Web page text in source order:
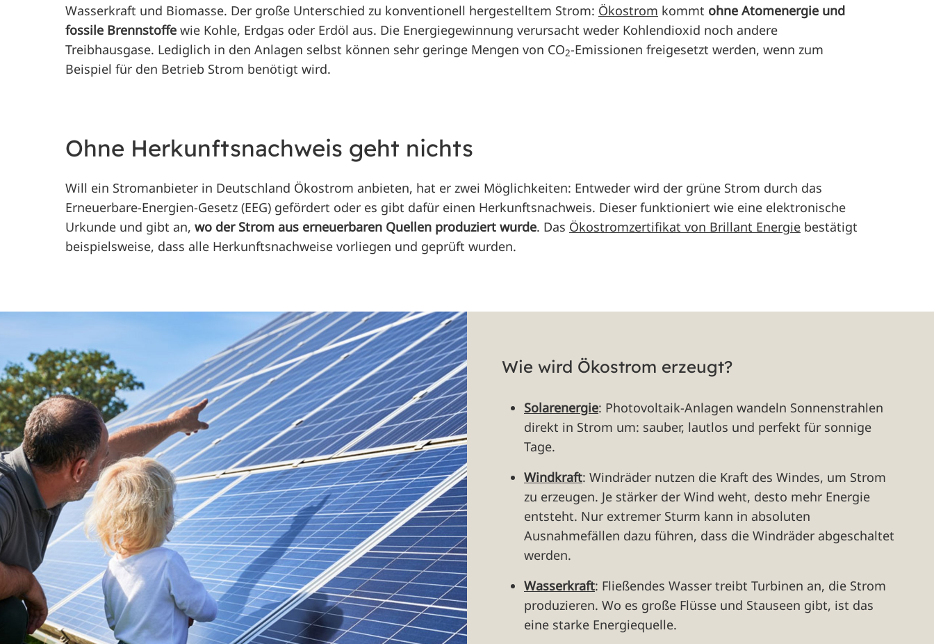
Wasserkraft und Biomasse. Der große Unterschied zu konventionell hergestelltem Strom: Ökostrom kommt ohne Atomenergie und
fossile Brennstoffe wie Kohle, Erdgas oder Erdöl aus. Die Energiegewinnung verursacht weder Kohlendioxid noch andere
Treibhausgase. Lediglich in den Anlagen selbst können sehr geringe Mengen von CO2-Emissionen freigesetzt werden, wenn zum
Beispiel für den Betrieb Strom benötigt wird.
Ohne Herkunftsnachweis geht nichts
Will ein Stromanbieter in Deutschland Ökostrom anbieten, hat er zwei Möglichkeiten: Entweder wird der grüne Strom durch das
Erneuerbare-Energien-Gesetz (EEG) gefördert oder es gibt dafür einen Herkunftsnachweis. Dieser funktioniert wie eine elektronische
Urkunde und gibt an, wo der Strom aus erneuerbaren Quellen produziert wurde. Das Ökostromzertifikat von Brillant Energie bestätigt
beispielsweise, dass alle Herkunftsnachweise vorliegen und geprüft wurden.
Wie wird Ökostrom erzeugt?
Solarenergie: Photovoltaik-Anlagen wandeln Sonnenstrahlen
direkt in Strom um: sauber, lautlos und perfekt für sonnige
Tage.
Windkraft: Windräder nutzen die Kraft des Windes, um Strom
zu erzeugen. Je stärker der Wind weht, desto mehr Energie
entsteht. Nur extremer Sturm kann in absoluten
Ausnahmefällen dazu führen, dass die Windräder abgeschaltet
werden.
Wasserkraft: Fließendes Wasser treibt Turbinen an, die Strom
produzieren. Wo es große Flüsse und Stauseen gibt, ist das
eine starke Energiequelle.